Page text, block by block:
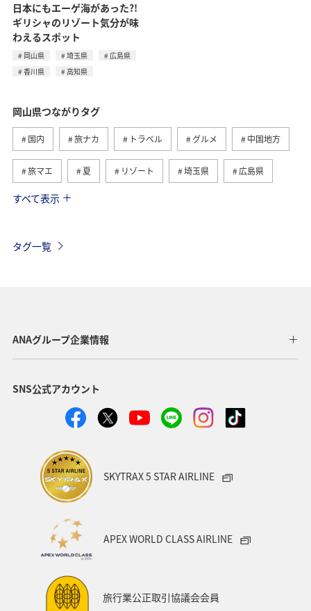
日本にもエーゲ海があった?!
ギリシャのリゾート気分が味
わえるスポット
岡山県 埼玉県
広島県
香川県
高知県
岡山県つながりタグ
国内 旅ナカ トラベル グルメ 中国地方
旅マエ 夏 リゾート 埼玉県 広島県
香川県
すべて表示
タグ一覧
ANAグループ企業情報
SNS公式アカウント
SKYTRAX 5 STAR AIRLINE
APEX WORLD CLASS AIRLINE
旅行業公正取引協議会会員